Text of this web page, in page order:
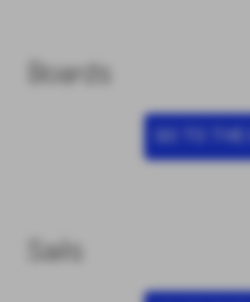
Boards
Sails